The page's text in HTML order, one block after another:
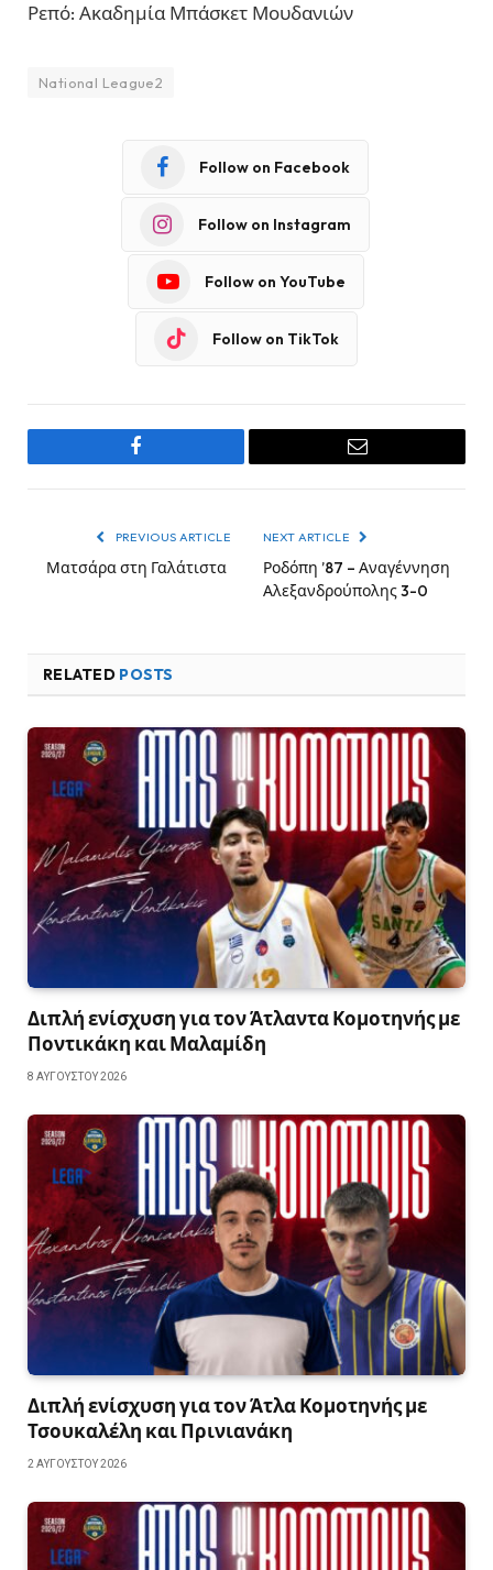
Ρεπό: Ακαδημία Μπάσκετ Μουδανιών
National League2
Follow on Facebook
Follow on Instagram
Follow on YouTube
Follow on TikTok
Facebook Email
PREVIOUS ARTICLE
Ματσάρα στη Γαλάτιστα
NEXT ARTICLE
Ροδόπη ’87 – Αναγέννηση
Αλεξανδρούπολης 3-0
RELATED POSTS
Διπλή ενίσχυση για τον Άτλαντα Κομοτηνής με
Ποντικάκη και Μαλαμίδη
8 ΑΥΓΟΎΣΤΟΥ 2026
Διπλή ενίσχυση για τον Άτλα Κομοτηνής με
Τσουκαλέλη και Πρινιανάκη
2 ΑΥΓΟΎΣΤΟΥ 2026